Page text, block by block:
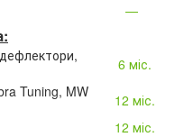
—
6 міс.
Tuning, MW
12 міс.
12 міс.